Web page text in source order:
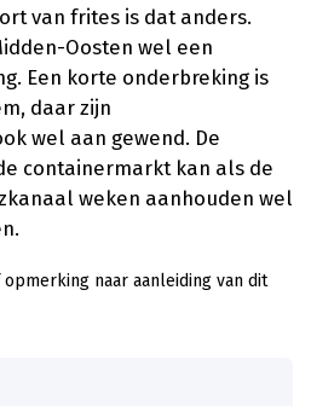
van frites is dat anders.
Oosten wel een
Een korte onderbreking is
daar zijn
wel aan gewend. De
containermarkt kan als de
weken aanhouden wel
naar aanleiding van dit